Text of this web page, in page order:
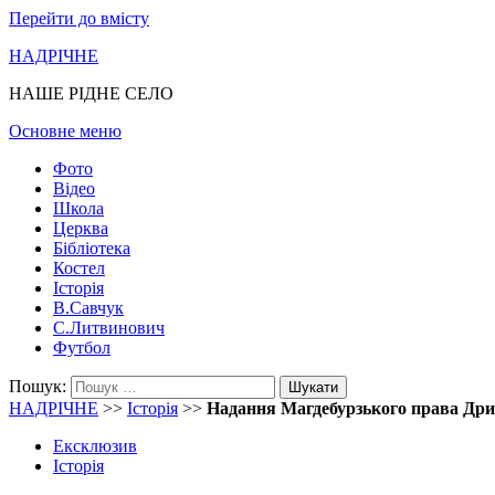
Перейти до вмісту
НАДРІЧНЕ
НАШЕ РІДНЕ СЕЛО
Основне меню
Фото
Відео
Школа
Церква
Бібліотека
Костел
Історія
В.Савчук
С.Литвинович
Футбол
Пошук:
НАДРІЧНЕ >> Історія >> Надання Магдебурзького права
Ексклюзив
Історія